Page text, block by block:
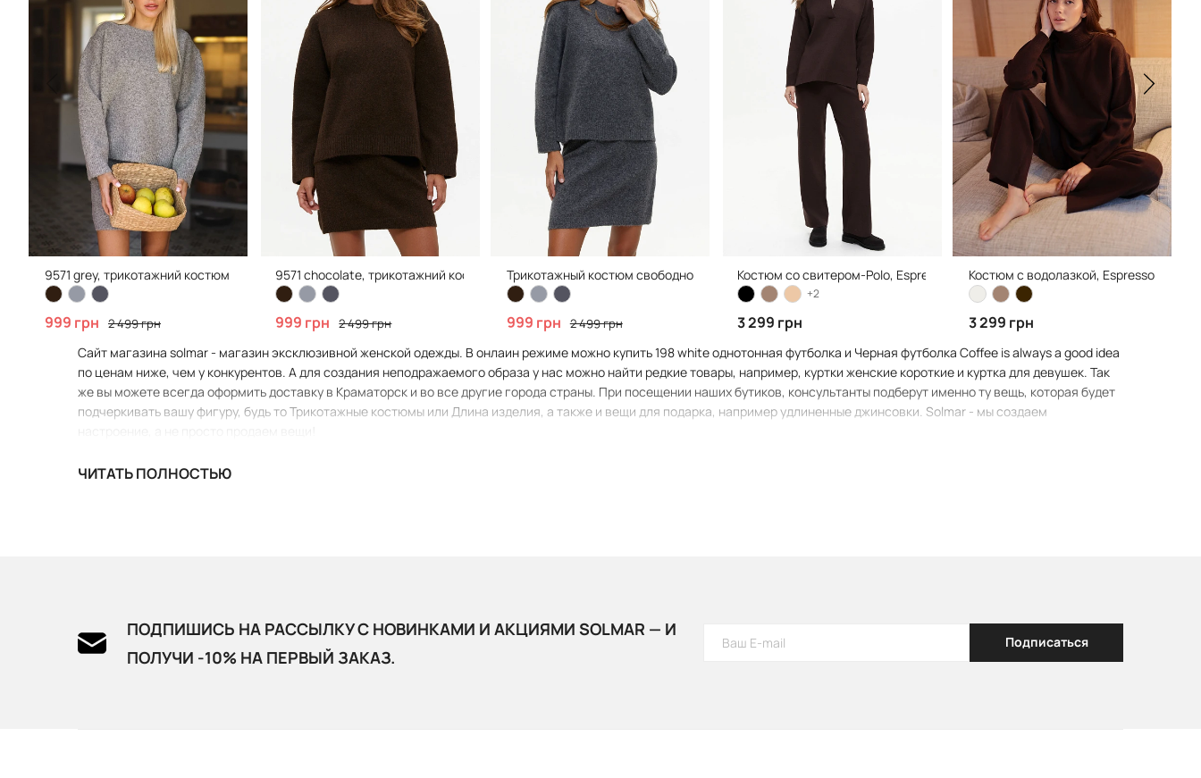
9571 grey, трикотажний костюм вільного крою зі спідницею
999 грн 2 499 грн
9571 chocolate, трикотажний костюм вільного крою зі спідницею
999 грн 2 499 грн
Трикотажный костюм свободного кроя с юбкой, dark grey
999 грн 2 499 грн
Костюм со свитером-Polo, Espresso
+2
3 299 грн
Костюм с водолазкой, Espresso
3 299 грн
Сайт магазина solmar - магазин эксклюзивной женской одежды. В онлаин режиме можно купить 198 white однотонная футболка и Черная футболка Coffee is always a good idea
по ценам ниже, чем у конкурентов. А для создания неподражаемого образа у нас можно найти редкие товары, например, куртки женские короткие и куртка для девушек. Так
же вы можете всегда оформить доставку в Краматорск и во все другие города страны. При посещении наших бутиков, консультанты подберут именно ту вещь, которая будет
подчеркивать вашу фигуру, будь то Трикотажные костюмы или Длина изделия, а также и вещи для подарка, например удлиненные джинсовки. Solmar - мы создаем
ЧИТАТЬ ПОЛНОСТЬЮ
ПОДПИШИСЬ НА РАССЫЛКУ С НОВИНКАМИ И АКЦИЯМИ SOLMAR — И
ПОЛУЧИ -10% НА ПЕРВЫЙ ЗАКАЗ.
Подписаться